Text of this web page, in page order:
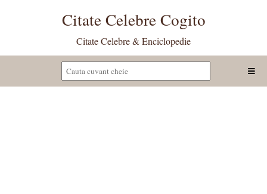
Citate Celebre Cogito
Citate Celebre & Enciclopedie